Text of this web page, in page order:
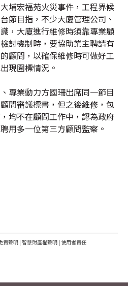
埔宏福苑火災事件，工程界候
節目指，不少大廈管理公司、
，大廈進行維修時須靠專業顧
討機制時，要協助業主聘請有
顧問，以確保維修時可做好工
現圍標情況。
專業動力方國珊出席同一節目
問審議標書，但之後維修，包
均不在顧問工作中，認為政府
用多一位第三方顧問監察。
責聲明 | 智慧財產權聲明 | 使用者責任